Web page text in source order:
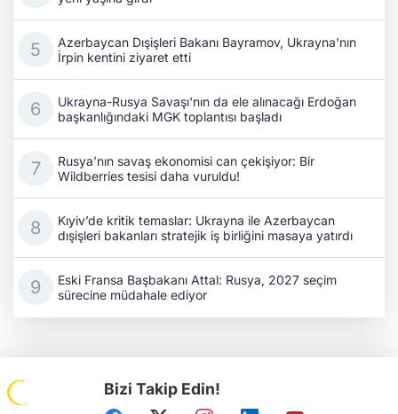
Azerbaycan Dışişleri Bakanı Bayramov, Ukrayna'nın
İrpin kentini ziyaret etti
Ukrayna-Rusya Savaşı'nın da ele alınacağı Erdoğan
başkanlığındaki MGK toplantısı başladı
Rusya’nın savaş ekonomisi can çekişiyor: Bir
Wildberries tesisi daha vuruldu!
Kıyiv’de kritik temaslar: Ukrayna ile Azerbaycan
dışişleri bakanları stratejik iş birliğini masaya yatırdı
Eski Fransa Başbakanı Attal: Rusya, 2027 seçim
sürecine müdahale ediyor
Bizi Takip Edin!